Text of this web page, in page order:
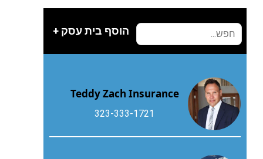
הוסף בית עסק +
Teddy Zach Insurance
323-333-1721